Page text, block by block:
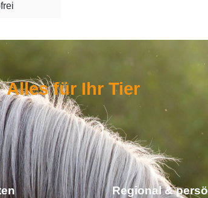
Alles für Ihr Tier
Regional &